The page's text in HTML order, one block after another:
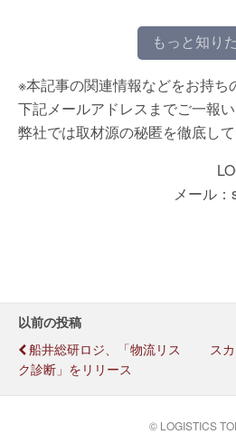
もっと知り
※本記事の関連情報などをお持ち
下記メールアドレスまでご一報い
弊社では取材源の秘匿を徹底して
メール
以前の投稿
船井総研ロジ、「物流リス
ク診断」をリリース
ス
© LOGISTICS